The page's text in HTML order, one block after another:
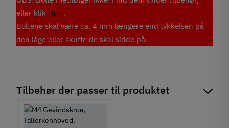
eller klik HER.
Boltene skal være ca. 4 mm længere end tykkelsen på
den låge eller skuffe de skal sidde på.
Tilbehør der passer til produktet